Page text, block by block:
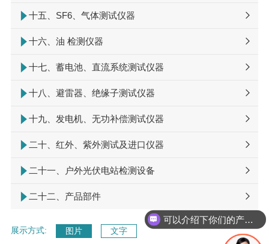
十五、SF6、气体测试仪器
十六、油 检测仪器
十七、蓄电池、直流系统测试仪器
十八、避雷器、绝缘子测试仪器
十九、发电机、无功补偿测试仪器
二十、红外、紫外测试及进口仪器
二十一、户外光伏电站检测设备
二十二、产品部件
展示方式: 图片 文字
可以介绍下你们的产品么